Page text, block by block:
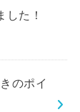
した！
のポイ